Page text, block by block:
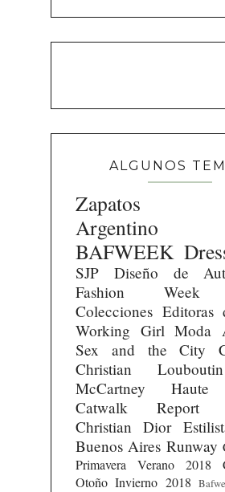
ALGUNOS
Zapatos
Argentino
BAFWEEK
SJP Diseño de
Fashion Week
Colecciones Editoras
Working Girl Moda
Sex and the City
Christian Louboutin
McCartney
Haute
Catwalk Report
Christian Dior
Buenos Aires Runway
Primavera Verano 2018
Otoño Invierno 2018